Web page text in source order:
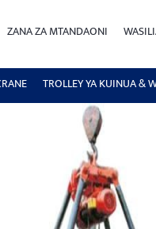
ZANA ZA MTANDAONI
TROLLEY YA KUINUA &